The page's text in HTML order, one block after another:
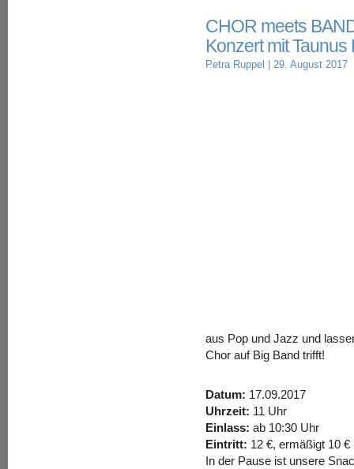
CHOR meets
Konzert mit
Petra Ruppel | 29. August 2017
aus Pop und Jazz und
Chor auf Big Band trifft!
Datum: 17.09.2017
Uhrzeit: 11 Uhr
Einlass: ab 10:30 Uhr
Eintritt: 12 €, ermäßigt 10 €
In der Pause ist unsere